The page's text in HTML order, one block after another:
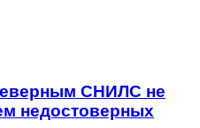
СНИЛС не
недостоверных